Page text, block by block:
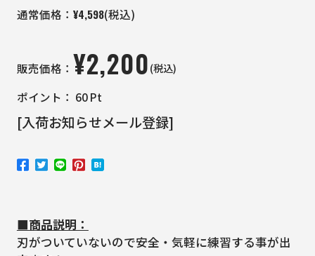
通常価格： ¥4,598(税込)
販売価格： ¥2,200(税込)
ポイント： 60Pt
[入荷お知らせメール登録]
■商品説明：
刃がついていないので安全・気軽に練習する事が出